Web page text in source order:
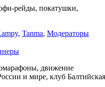
рейды, покатушки,
, Tanma, Модераторы
движение
и мире, клуб Балтийская